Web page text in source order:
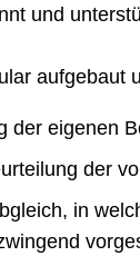
und
aufgebaut
der eigenen
der
in